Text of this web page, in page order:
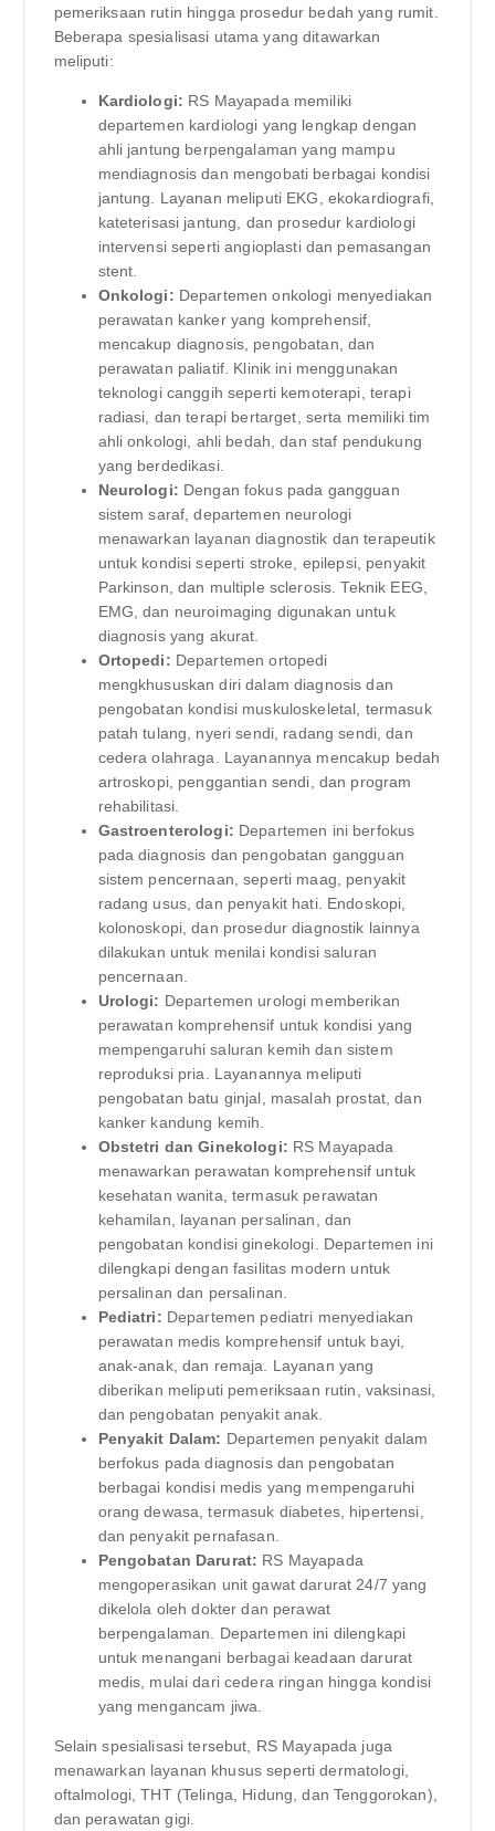
pemeriksaan rutin hingga prosedur bedah yang rumit.
Beberapa spesialisasi utama yang ditawarkan
meliputi:
Kardiologi: RS Mayapada memiliki
departemen kardiologi yang lengkap dengan
ahli jantung berpengalaman yang mampu
mendiagnosis dan mengobati berbagai kondisi
jantung. Layanan meliputi EKG, ekokardiografi,
kateterisasi jantung, dan prosedur kardiologi
intervensi seperti angioplasti dan pemasangan
stent.
Onkologi: Departemen onkologi menyediakan
perawatan kanker yang komprehensif,
mencakup diagnosis, pengobatan, dan
perawatan paliatif. Klinik ini menggunakan
teknologi canggih seperti kemoterapi, terapi
radiasi, dan terapi bertarget, serta memiliki tim
ahli onkologi, ahli bedah, dan staf pendukung
yang berdedikasi.
Neurologi: Dengan fokus pada gangguan
sistem saraf, departemen neurologi
menawarkan layanan diagnostik dan terapeutik
untuk kondisi seperti stroke, epilepsi, penyakit
Parkinson, dan multiple sclerosis. Teknik EEG,
EMG, dan neuroimaging digunakan untuk
diagnosis yang akurat.
Ortopedi: Departemen ortopedi
mengkhususkan diri dalam diagnosis dan
pengobatan kondisi muskuloskeletal, termasuk
patah tulang, nyeri sendi, radang sendi, dan
cedera olahraga. Layanannya mencakup bedah
artroskopi, penggantian sendi, dan program
rehabilitasi.
Gastroenterologi: Departemen ini berfokus
pada diagnosis dan pengobatan gangguan
sistem pencernaan, seperti maag, penyakit
radang usus, dan penyakit hati. Endoskopi,
kolonoskopi, dan prosedur diagnostik lainnya
dilakukan untuk menilai kondisi saluran
pencernaan.
Urologi: Departemen urologi memberikan
perawatan komprehensif untuk kondisi yang
mempengaruhi saluran kemih dan sistem
reproduksi pria. Layanannya meliputi
pengobatan batu ginjal, masalah prostat, dan
kanker kandung kemih.
Obstetri dan Ginekologi: RS Mayapada
menawarkan perawatan komprehensif untuk
kesehatan wanita, termasuk perawatan
kehamilan, layanan persalinan, dan
pengobatan kondisi ginekologi. Departemen ini
dilengkapi dengan fasilitas modern untuk
persalinan dan persalinan.
Pediatri: Departemen pediatri menyediakan
perawatan medis komprehensif untuk bayi,
anak-anak, dan remaja. Layanan yang
diberikan meliputi pemeriksaan rutin, vaksinasi,
dan pengobatan penyakit anak.
Penyakit Dalam: Departemen penyakit dalam
berfokus pada diagnosis dan pengobatan
berbagai kondisi medis yang mempengaruhi
orang dewasa, termasuk diabetes, hipertensi,
dan penyakit pernafasan.
Pengobatan Darurat: RS Mayapada
mengoperasikan unit gawat darurat 24/7 yang
dikelola oleh dokter dan perawat
berpengalaman. Departemen ini dilengkapi
untuk menangani berbagai keadaan darurat
medis, mulai dari cedera ringan hingga kondisi
yang mengancam jiwa.
Selain spesialisasi tersebut, RS Mayapada juga
menawarkan layanan khusus seperti dermatologi,
oftalmologi, THT (Telinga, Hidung, dan Tenggorokan),
dan perawatan gigi.